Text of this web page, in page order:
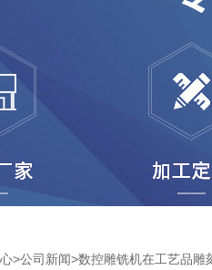
>公司新闻>数控雕铣机在工艺品雕